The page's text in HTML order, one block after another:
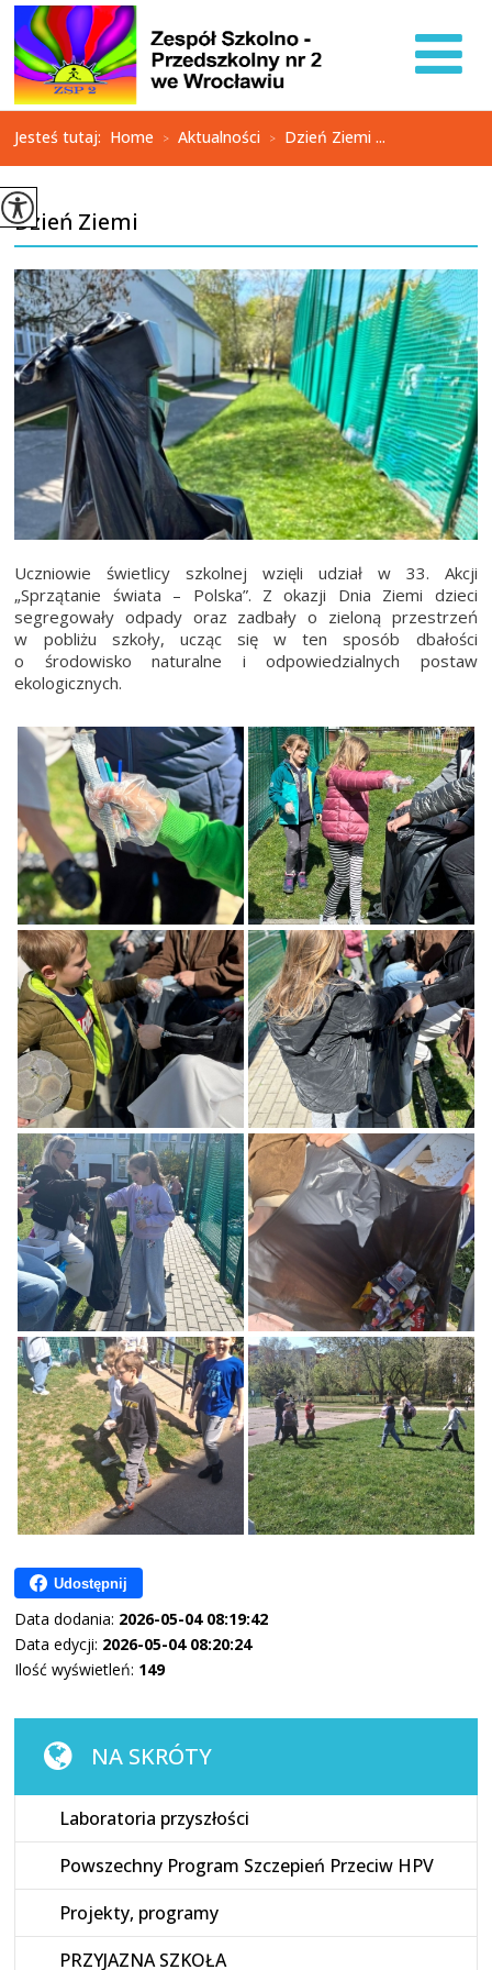
Jesteś tutaj: Home > Aktualności > Dzień Ziemi ...
Dzień Ziemi
Uczniowie świetlicy szkolnej wzięli udział w 33. Akcji
„Sprzątanie świata – Polska”. Z okazji Dnia Ziemi dzieci
segregowały odpady oraz zadbały o zieloną przestrzeń
w pobliżu szkoły, ucząc się w ten sposób dbałości
o środowisko naturalne i odpowiedzialnych postaw
ekologicznych.
Udostępnij
Data dodania: 2026-05-04 08:19:42
Data edycji: 2026-05-04 08:20:24
Ilość wyświetleń: 149
NA SKRÓTY
Laboratoria przyszłości
Powszechny Program Szczepień Przeciw HPV
Projekty, programy
PRZYJAZNA SZKOŁA